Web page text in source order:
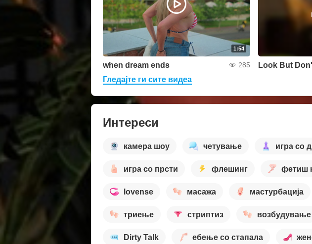
1:54
when dream ends 285 Look But
Гледајте ги сите видеа
Интереси
камера шоу четување игра со
игра со прсти флешинг фетиш
lovense масажа мастурбација
триење стриптиз возбудување
Dirty Talk ебење со стапала